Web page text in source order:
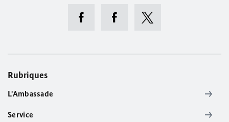
Rubriques
L'Ambassade
Service